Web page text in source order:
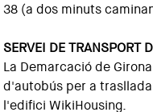
38 (a dos minuts
SERVEI DE TRANSPORT
La Demarcació de
d'autobús per a
l'edifici WikiHousing.